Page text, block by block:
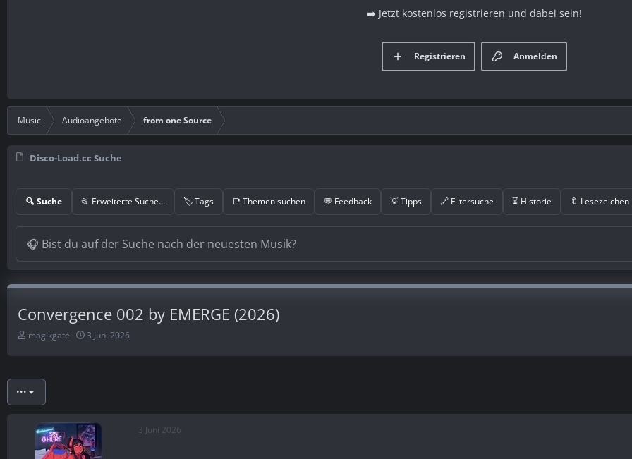
➡️ Jetzt kostenlos registrieren und dabei sein!
Anmelden
Registrieren
Music Audioangebote from one Source
Disco-Load.cc Suche
🔍 Suche 📂 Erweiterte Suche… 🏷️ Tags 📑 Themen suchen 💬 Feedback 💡 Tipps 🔗 Filtersuche ⏳ Historie 🔖 Lesezeichen
Convergence 002 by EMERGE (2026)
E
magikgate
E
t
a
m
3 Juni 2026
•••
3 Juni 2026